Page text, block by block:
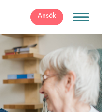
Ansök